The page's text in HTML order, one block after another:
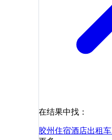
在结果中找：
胶州住宿酒店出租车